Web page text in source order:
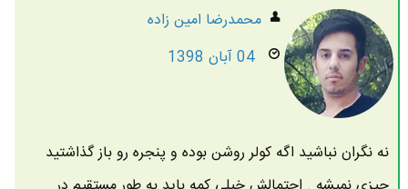
محمدرضا امين زاده
04 آبان 1398
نه نگران نباشید اگه کولر روشن بوده و پنجره رو باز گذاشتید